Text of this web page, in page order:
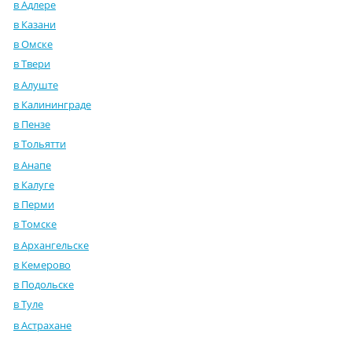
в Адлере
в Казани
в Омске
в Твери
в Алуште
в Калининграде
в Пензе
в Тольятти
в Анапе
в Калуге
в Перми
в Томске
в Архангельске
в Кемерово
в Подольске
в Туле
в Астрахане